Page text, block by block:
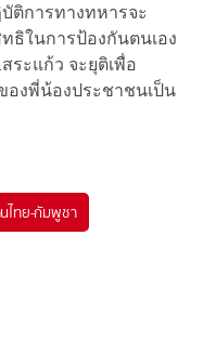
ติการทางทหารจะ
ธิในการป้องกันตนเอง
ะแก้ว จะยุติเพื่อ
องพี่น้องประชาชนเป็น
ไทย-กัมพูชา